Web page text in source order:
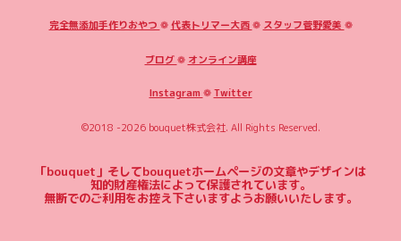
完全無添加手作りおやつ ❁代表トリマー大西❁ スタッフ菅野愛美 ❁
ブログ❁ オンライン講座
Instagram ❁Twitter
©2018 -2026 bouquet株式会社. All Rights Reserved.
「bouquet」そしてbouquetホームページの文章やデザインは
知的財産権法によって保護されています。
無断でのご利用をお控え下さいますようお願いいたします。